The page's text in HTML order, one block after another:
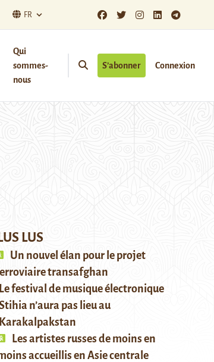
FR
Qui
sommes-
nous
S’abonner Connexion
LUS
Un nouvel élan pour le projet
transafghan
Le festival de musique électronique
n’aura pas lieu au
Karakalpakstan
Les artistes russes de moins en
accueillis en Asie centrale